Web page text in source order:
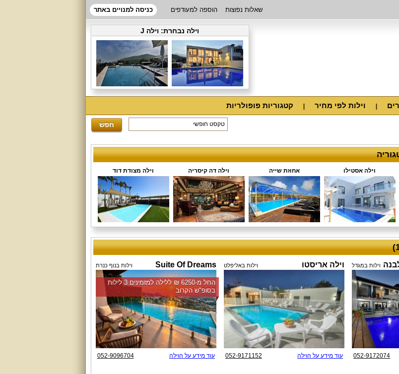
שאלות נפוצות הוספה למעודפים כניסה למנויים באתר
וילה נבחרת: וילה J
וילות לפי מחיר קטגוריות פופולריות
וילה אסטילו אחוזת שייה וילה דה קיסריה וילה מצודת דוד
וילות במגדל
052-9172074
וילה אריסטו וילות באליפלט
עוד מידע על הוילה 052-9171152
Suite Of Dreams וילות בנוף כנרת
החל מ-‏6250 ₪ ללילה למזמינים 3 לילות
בסופ"ש הקרוב
עוד מידע על הוילה 052-9096704